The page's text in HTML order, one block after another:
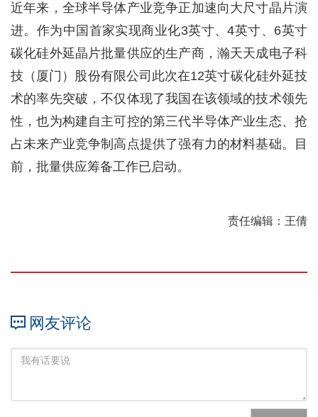
近年来，全球半导体产业竞争正加速向大尺寸晶片演
进。作为中国首家实现商业化3英寸、4英寸、6英寸
碳化硅外延晶片批量供应的生产商，瀚天天成电子科
技（厦门）股份有限公司此次在12英寸碳化硅外延技
术的率先突破，不仅体现了我国在该领域的技术领先
性，也为构建自主可控的第三代半导体产业生态、抢
占未来产业竞争制高点提供了强有力的材料基础。目
前，批量供应筹备工作已启动。
责任编辑：王倩
网友评论